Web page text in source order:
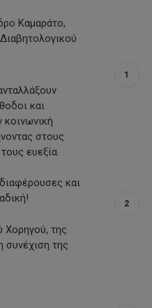
Καμαράτο,
και
κοινωνική
στους
ευεξία.
και
Χορηγού, της
συνέχιση της